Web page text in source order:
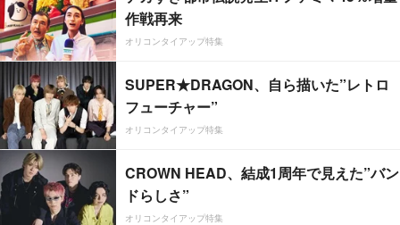
作戦再来
オリコンタイアップ特集
SUPER★DRAGON、自ら描いた”レトロ
フューチャー”
オリコンタイアップ特集
CROWN HEAD、結成1周年で見えた”バン
ドらしさ”
オリコンタイアップ特集